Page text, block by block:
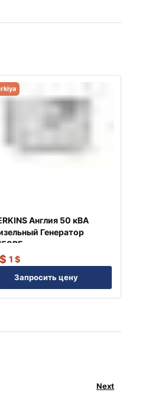
Англия 50 кВА
Генератор
$ 1 $
Запросить цену
Next